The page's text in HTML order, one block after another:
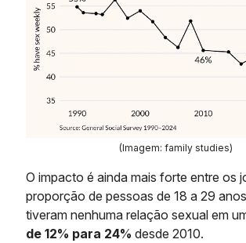
(Imagem: family studies)
O impacto é ainda mais forte entre os
proporção de pessoas de 18 a 29
tiveram nenhuma relação sexual em
de 12% para 24% desde 2010.